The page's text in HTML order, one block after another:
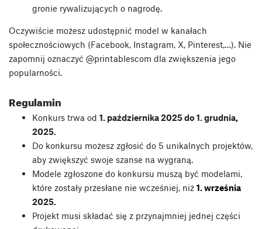
gronie rywalizujących o nagrodę.
Oczywiście możesz udostępnić model w kanałach
społecznościowych (Facebook, Instagram, X, Pinterest,…). Nie
zapomnij oznaczyć @printablescom dla zwiększenia jego
popularności.
Regulamin
Konkurs trwa od 1. października 2025 do 1. grudnia,
2025.
Do konkursu możesz zgłosić do 5 unikalnych projektów,
aby zwiększyć swoje szanse na wygraną.
Modele zgłoszone do konkursu muszą być modelami,
które zostały przesłane nie wcześniej, niż 1. września
2025.
Projekt musi składać się z przynajmniej jednej części